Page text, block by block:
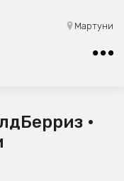
Мартуни
23
•